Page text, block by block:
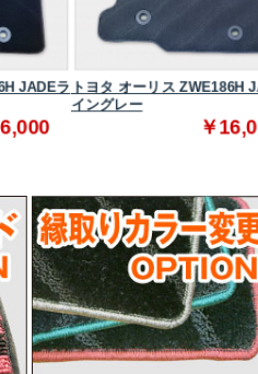
ラトヨタ オーリス ZWE186H JADEラ
イングレー
￥16,000